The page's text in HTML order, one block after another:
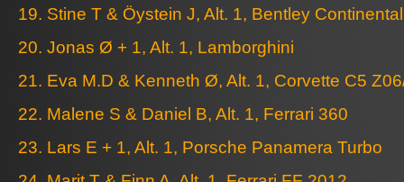
19. Stine T & Öystein J, Alt. 1, Bentley
20. Jonas Ø + 1, Alt. 1, Lamborghini
21. Eva M.D & Kenneth Ø, Alt. 1, Corvette C5
22. Malene S & Daniel B, Alt. 1, Ferrari 360
23. Lars E + 1, Alt. 1, Porsche Panamera Turbo